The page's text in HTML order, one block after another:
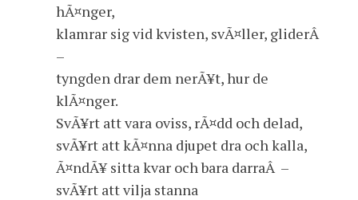
hÃ¤nger,
klamrar sig vid kvisten, svÃ¤ller, gliderÂ
–
tyngden drar dem nerÃ¥t, hur de
klÃ¤nger.
SvÃ¥rt att vara oviss, rÃ¤dd och delad,
svÃ¥rt att kÃ¤nna djupet dra och kalla,
Ã¤ndÃ¥ sitta kvar och bara darraÂ –
svÃ¥rt att vilja stanna